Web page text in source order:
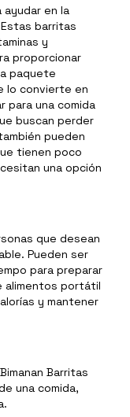
en la
barritas
y
proporcionar
paquete
lo convierte en
una comida
buscan perder
pueden
tienen poco
una opción
que desean
Pueden ser
para preparar
alimentos portátil
y mantener
Barritas
una comida,